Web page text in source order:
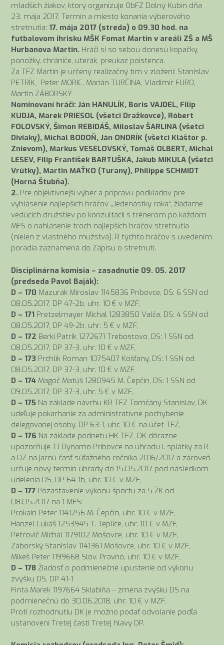
mladších žiakov, ktorý organizuje ObFZ Dolný Kubín dňa
23. mája 2017. Termín a miesto konania výberového
stretnutia: 17. mája 2017 (streda) o 09.30 hod. na
futbalovom ihrisku MŠK Fomat Martin v areáli ZŠ a MŠ
Hurbanova Martin. Hráči si so sebou donesú kopačky,
ponožky, chrániče, uterák, preukaz poistenca.
Za TFZ Martin je určený realizačný tím v zložení: Stanislav
PETRÍK, Peter MORIC, Marián TURČINA, Vladimír FURO,
Martin ZÁBORSKÝ
Nominovaní hráči: Ján HANULÍK, Boris VAJDEL, Filip
KUDJA, Marek PRIESOL (všetci Dražkovce), Róbert
FOLOVSKÝ, Šimon REBIDÁŠ, Miloslav ŠARLINA (všetci
Diviaky), Michal BODOŇ, Ján ONDRÍK (všetci Kláštor p.
Znievom), Markus VESELOVSKÝ, Tomáš OLBERT, Michal
LESEV, Filip František BARTUŠKA, Jakub MIKULA (všetci
Vrútky), Martin MAŤKO (Turany), Philippe SCHMIDT
(Horná Štubňa).
2. Pre objektívnejší výber a prípravu podkladov pre
vyhlásenie najlepších hráčov „Jedenástky roka“, žiadame
vedúcich družstiev po konzultácii s trénerom po každom
MFS o nahlásenie troch najlepších hráčov stretnutia
(nielen z vlastného mužstva). R týchto hráčov s uvedením
poradia zaznamená do Zápisu o stretnutí.
Disciplinárna komisia – zasadnutie 09. 05. 2017
(predseda Pavol Baják):
D – 170 Mazurák Miroslav 1145836 Príbovce, DS: 6 SSN od
08.05.2017, DP 47-2b, uhr. 10 € v MZF,
D – 171 Pretzelmayer Michal 1283850 Valča, DS: 4 SSN od
08.05.2017, DP 49-2b, uhr. 5 € v MZF,
D – 172 Berki Patrik 1272671 Trebostovo, DS: 1 SSN od
08.05.2017, DP 37-3, uhr. 10 € v MZF,
D – 173 Prchlík Roman 1075407 Košťany, DS: 1 SSN od
08.05.2017, DP 37-3, uhr. 10 € v MZF,
D – 174 Magoč Matúš 1280945 M. Čepčín, DS: 1 SSN od
09.05.2017, DP 37-3, uhr. 5 € v MZF,
D – 175 Na základe návrhu KR TFZ Tomčány Stanislav, DK
udeľuje pokarhanie za administratívne pochybenie
delegovanej osoby, DP 63-1, uhr. 10 € na účet TFZ,
D – 176 Na základe podnetu HK TFZ, DK dôrazne
upozorňuje TJ Dynamo Príbovce na úhradu I. splátky za R
a DZ na jarnú časť súťažného ročníka 2016/2017 a zároveň
určuje nový termín úhrady do 15.05.2017 pod následkom
udelenia DS, DP 64-1b, uhr. 10 € v MZF,
D – 177 Pozastavenie výkonu športu za 5 ŽK od
08.05.2017 na 1 MFS:
Prokain Peter 1141256 M. Čepčín, uhr. 10 € v MZF,
Hanzel Lukáš 1253945 T. Teplice, uhr. 10 € v MZF,
Petrovič Michal 1179102 Mošovce, uhr. 10 € v MZF,
Záborský Stanislav 1141361 Mošovce, uhr. 10 € v MZF,
Mikeš Peter 1199668 Slov. Pravno, uhr. 10 € v MZF,
D – 178 Žiadosť o podmienečné upustenie od výkonu
zvyšku DS, DP 41-1
Finta Marek 1197664 Sklabiňa – zmena zvyšku DS na
podmienečnú do 30.06.2018, uhr. 10 € v MZF.
Proti rozhodnutiu DK je možno podať odvolanie podľa
ustanovení Tretej časti Tretej hlavy DP.